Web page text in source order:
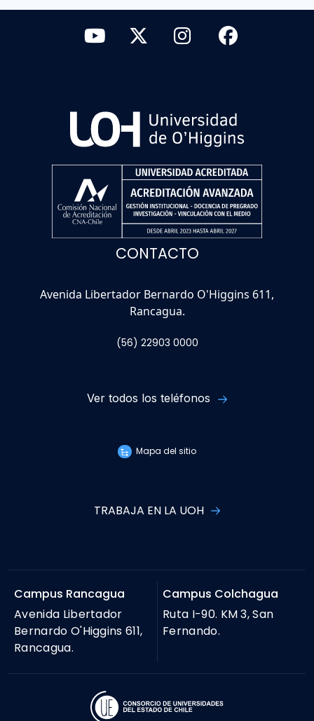
CONTACTO
Avenida Libertador Bernardo O'Higgins 611,
Rancagua.
(56) 22903 0000
Ver todos los teléfonos
Mapa del sitio
TRABAJA EN LA UOH
Campus Rancagua
Avenida Libertador
Bernardo O'Higgins 611,
Rancagua.
Campus Colchagua
Ruta I-90. KM 3, San
Fernando.